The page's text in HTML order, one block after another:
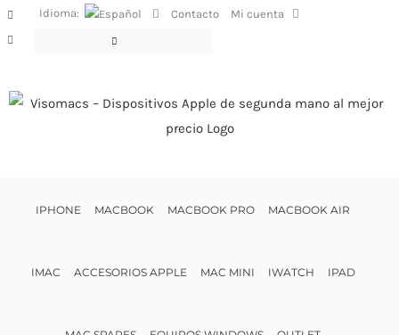
Saltar
al
FacebookIdioma: Contacto Mi cuenta
IPHONE MACBOOK MACBOOK PRO MACBOOK AIR
IMAC ACCESORIOS APPLE MAC MINI IWATCH IPAD